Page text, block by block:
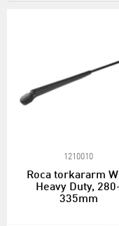
1210010
Roca torkararm
Heavy Duty,
335mm